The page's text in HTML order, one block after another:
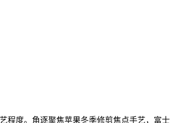
程度。角逐聚焦苹果冬季修剪焦点手艺，富士